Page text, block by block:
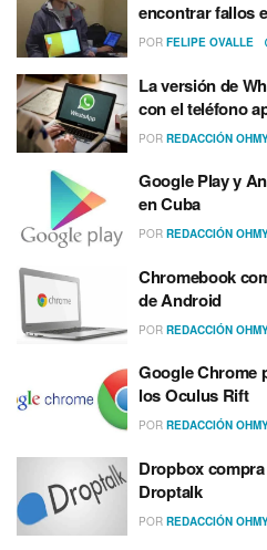
encontrar fallos
POR FELIPE OVALLE
La versión de
con el teléfono
POR REDACCIÓN
Google Play y
en Cuba
POR REDACCIÓN
Chromebook
de Android
POR REDACCIÓN
Google Chrome
los Oculus Rift
POR REDACCIÓN
Dropbox
Droptalk
POR REDACCIÓN